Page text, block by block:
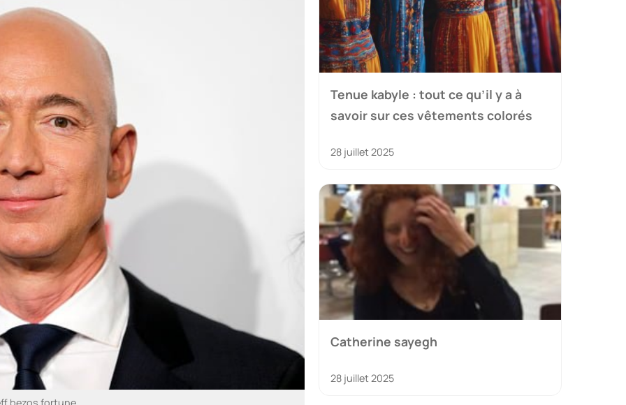
Tenue kabyle : tout ce qu’il y a à
savoir sur ces vêtements colorés
28 juillet 2025
Catherine sayegh
28 juillet 2025